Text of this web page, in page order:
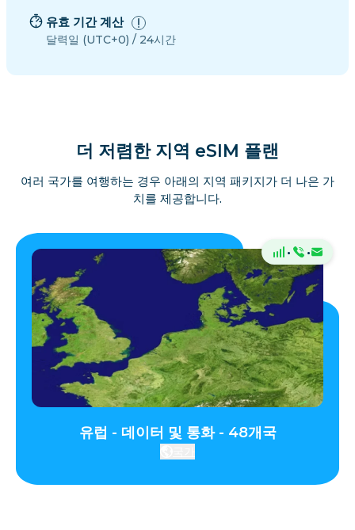
유효 기간 계산
달력일 (UTC+0) / 24시간
더 저렴한 지역 eSIM 플랜
여러 국가를 여행하는 경우 아래의 지역 패키지가 더 나은 가
치를 제공합니다.
· ·
유럽 - 데이터 및 통화 - 48개국